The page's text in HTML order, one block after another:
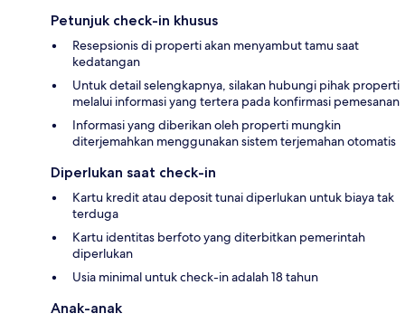
Petunjuk check-in khusus
Resepsionis di properti akan menyambut tamu saat
kedatangan
Untuk detail selengkapnya, silakan hubungi pihak properti
melalui informasi yang tertera pada konfirmasi pemesanan
Informasi yang diberikan oleh properti mungkin
diterjemahkan menggunakan sistem terjemahan otomatis
Diperlukan saat check-in
Kartu kredit atau deposit tunai diperlukan untuk biaya tak
terduga
Kartu identitas berfoto yang diterbitkan pemerintah
diperlukan
Usia minimal untuk check-in adalah 18 tahun
Anak-anak